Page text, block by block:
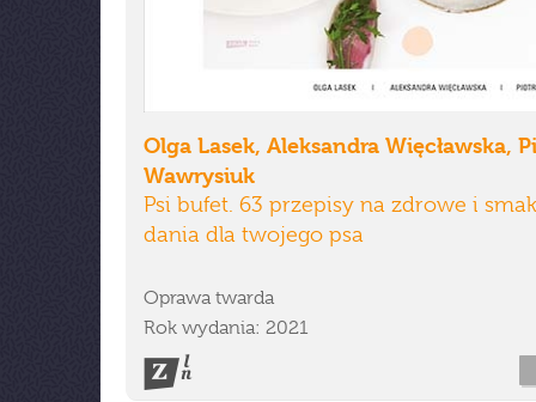
Olga Lasek, Aleksandra Więcławska,
Wawrysiuk
Psi bufet. 63 przepisy na zdrowe i
dania dla twojego psa
Oprawa twarda
Rok wydania: 2021